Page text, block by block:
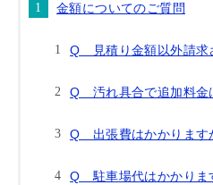
金額についてのご質問
Q 見積り金額以外請求
Q 汚れ具合で追加料金
Q 出張費はかかります
Q 駐車場代はかかりま